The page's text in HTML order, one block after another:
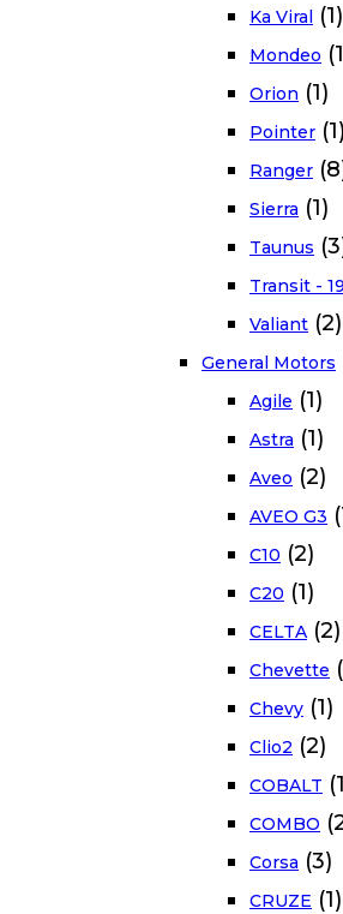
Ka Viral (1)
Mondeo
Orion (1)
Pointer (1)
Ranger
Sierra (1)
Taunus
Transit -
Valiant (2)
General Motors
Agile (1)
Astra (1)
Aveo (2)
AVEO G3
C10 (2)
C20 (1)
CELTA (2)
Chevette
Chevy (1)
Clio2 (2)
COBALT
COMBO
Corsa (3)
CRUZE (1)